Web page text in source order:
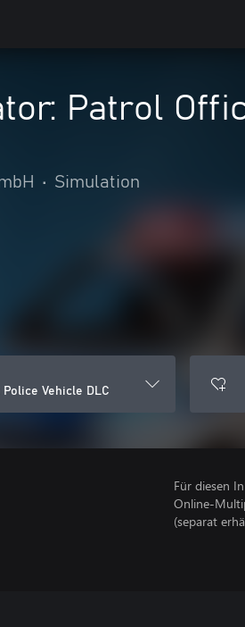
Patrol
• Simulation
Vehicle DLC
Für diesen
Online-
(separat